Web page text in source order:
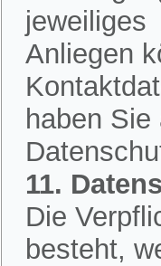
jeweiliges
Anliegen
haben
11.
Die
besteht,